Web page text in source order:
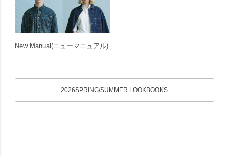
New Manual(ニューマニュアル)
2026SPRING/SUMMER LOOKBOOKS